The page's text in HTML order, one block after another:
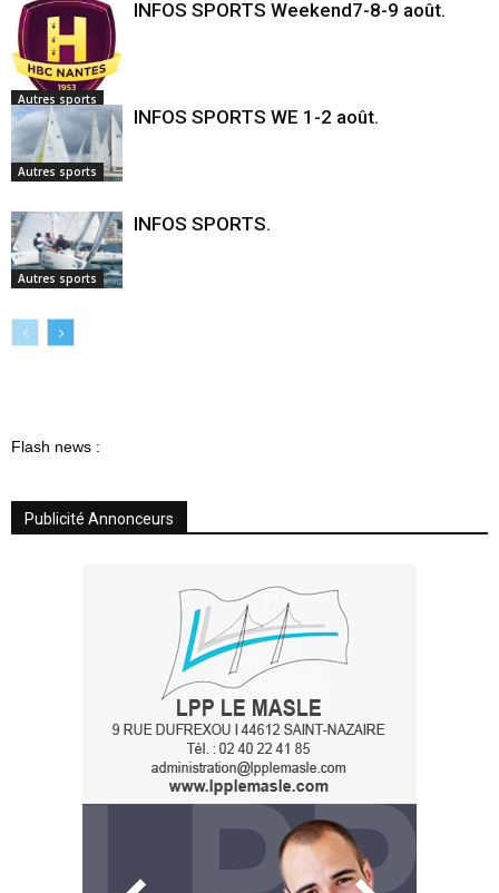
Autres sports
INFOS SPORTS Weekend7-8-9 août.
Autres sports
INFOS SPORTS WE 1-2 août.
Autres sports
INFOS SPORTS.
Flash news :
Publicité Annonceurs